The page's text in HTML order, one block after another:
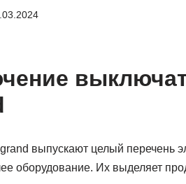
выпускают целый перечень
оборудование. Их выделяет